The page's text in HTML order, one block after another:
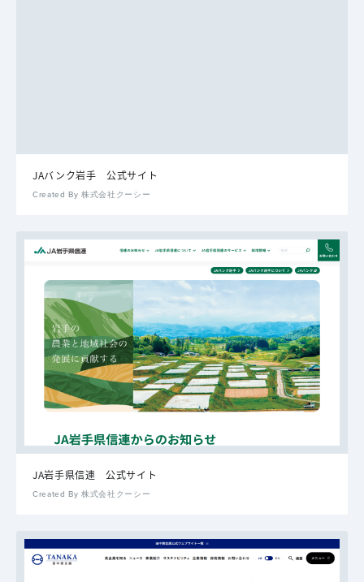
JAバンク岩手 公式サイト
Created By 株式会社クーシー
JA岩手県信連 公式サイト
Created By 株式会社クーシー